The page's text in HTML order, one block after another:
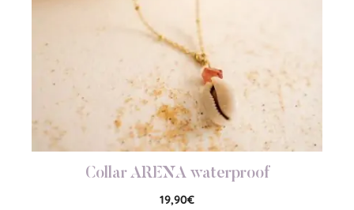
Collar ARENA waterproof
19,90€